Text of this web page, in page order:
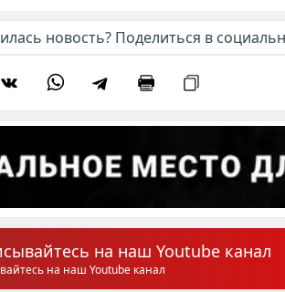
новость? Поделиться в
на наш Youtube канал
на наш Youtube канал